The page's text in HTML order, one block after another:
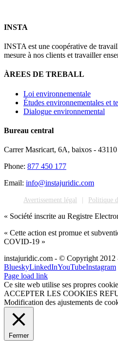
INSTA
INSTA est une coopérative de
mesure à nos clients et travailler
ÀREES DE TREBALL
Loi environnementale
Études environnementales et
Dialogue environnemental
Bureau central
Carrer Masricart, 6A, baixos -
Phone: 877 450 177
Email: info@instajuridic.com
Avertissement légal Politique
« Société inscrite au Registre
« Cette action est promue et
COVID-19 »
instajuridic.com - © Copyright 2012
BlueskyLinkedInYouTubeInstagram
Page load link
Ce site web utilise ses propres
ACCEPTER LES COOKIES
Modification des ajustements de
Fermer